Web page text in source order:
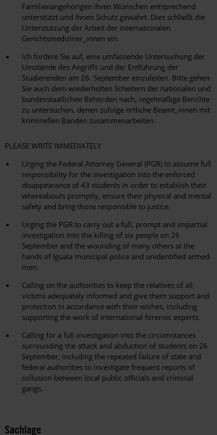
Familienangehörigen ihren Wünschen entsprechend
unterstützt und ihnen Schutz gewährt. Dies schließt die
Unterstützung der Arbeit der internationalen
Gerichtsmediziner_innen ein.
Ich fordere Sie auf, eine umfassende Untersuchung der
Umstände des Angriffs und der Entführung der
Studierenden am 26. September einzuleiten. Bitte gehen
Sie auch dem wiederholten Scheitern der nationalen und
bundesstaatlichen Behörden nach, regelmäßige Berichte
zu untersuchen, denen zufolge örtliche Beamt_innen mit
kriminellen Banden zusammenarbeiten.
PLEASE WRITE IMMEDIATELY
Urging the Federal Attorney General (PGR) to assume full
responsibility for the investigation into the enforced
disappearance of 43 students in order to establish their
whereabouts promptly, ensure their physical and mental
safety and bring those responsible to justice.
Urging the PGR to carry out a full, prompt and impartial
investigation into the killing of six people on 26
September and the wounding of many others at the
hands of Iguala municipal police and unidentified armed
men.
Calling on the authorities to keep the relatives of all
victims adequately informed and give them support and
protection in accordance with their wishes, including
supporting the work of international forensic experts.
Calling for a full investigation into the circumstances
surrounding the attack and abduction of students on 26
September, including the repeated failure of state and
federal authorities to investigate frequent reports of
collusion between local public officials and criminal
gangs.
Sachlage